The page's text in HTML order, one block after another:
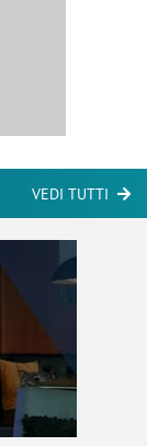
VEDI TUTTI